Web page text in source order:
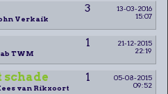
3
13-03-2016
15:07
Verkaik
1
21-12-2015
22:19
ab TWM
schade 1
05-08-2015
09:52
van Rikxoort